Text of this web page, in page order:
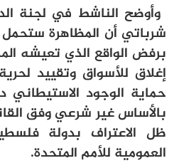
وأوضح الناشط في لجنة
شرباتي أن المظاهرة
برفض الواقع الذي تعيشه
إغلاق للأسواق وتقييد
حماية الوجود الاستيطاني
بالأساس غير شرعي وفق
ظل الاعتراف بدولة
العمومية للأمم المتحدة.